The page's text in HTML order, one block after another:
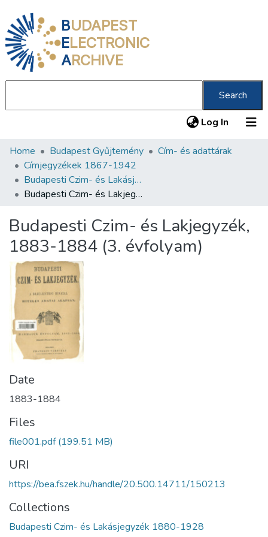
BUDAPEST
ELECTRONIC
ARCHIVE
Search
Log In (current)
Communities & Collections
All of DSpace
Statistics
About us
Home Budapest Gyűjtemény
Cím- és adattárak
Címjegyzékek 1867-1942
Budapesti Czim- és Lakásjegyzék 1880-1928
Budapesti Czim- és Lakjegyzék, 1883-1884 (3. évfolyam)
Budapesti Czim- és Lakjegyzék,
1883-1884 (3. évfolyam)
Date
1883-1884
Files
file001.pdf(199.51 MB)
URI
https://bea.fszek.hu/handle/20.500.14711/150213
Collections
Budapesti Czim- és Lakásjegyzék 1880-1928